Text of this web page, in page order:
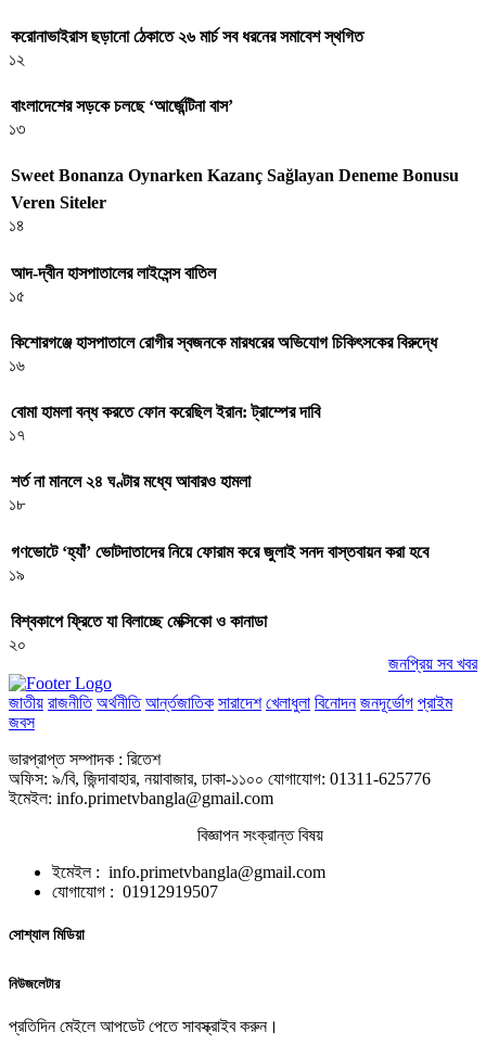
করোনাভাইরাস ছড়ানো ঠেকাতে ২৬ মার্চ সব ধরনের সমাবেশ স্থগিত
১২
বাংলাদেশের সড়কে চলছে ‘আর্জেন্টিনা বাস’
১৩
Sweet Bonanza Oynarken Kazanç Sağlayan Deneme Bonusu
Veren Siteler
১৪
আদ-দ্বীন হাসপাতালের লাইসেন্স বাতিল
১৫
কিশোরগঞ্জে হাসপাতালে রোগীর স্বজনকে মারধরের অভিযোগ চিকিৎসকের বিরুদ্ধে
১৬
বোমা হামলা বন্ধ করতে ফোন করেছিল ইরান: ট্রাম্পের দাবি
১৭
শর্ত না মানলে ২৪ ঘণ্টার মধ্যে আবারও হামলা
১৮
গণভোটে ‘হ্যাঁ’ ভোটদাতাদের নিয়ে ফোরাম করে জুলাই সনদ বাস্তবায়ন করা হবে
১৯
বিশ্বকাপে ফ্রিতে যা বিলাচ্ছে মেক্সিকো ও কানাডা
২০
জনপ্রিয় সব খবর
জাতীয় রাজনীতি অর্থনীতি আর্ন্তজাতিক সারাদেশ খেলাধুলা বিনোদন জনদূর্ভোগ প্রাইম
জবস
ভারপ্রাপ্ত সম্পাদক : রিতেশ
অফিস: ৯/বি, জিন্দাবাহার, নয়াবাজার, ঢাকা-১১০০ যোগাযোগ: 01311-625776
ইমেইল: info.primetvbangla@gmail.com
বিজ্ঞাপন সংক্রান্ত বিষয়
ইমেইল : info.primetvbangla@gmail.com
যোগাযোগ : 01912919507
সোশ্যাল মিডিয়া
নিউজলেটার
প্রতিদিন মেইলে আপডেট পেতে সাবস্ক্রাইব করুন।